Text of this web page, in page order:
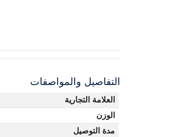
التفاصيل والمواصفات
العلامة التجارية
الوزن
مدة التوصيل